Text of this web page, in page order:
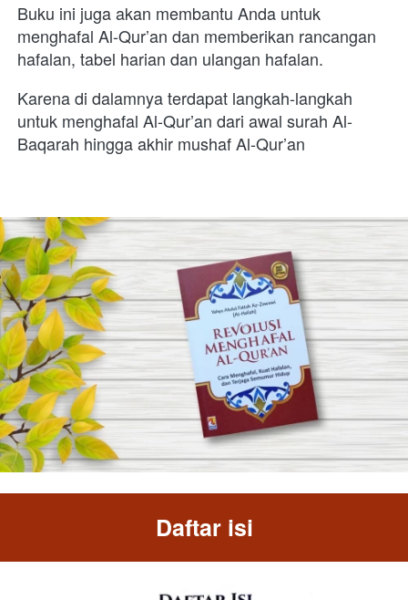
Buku ini juga akan membantu Anda untuk
menghafal Al-Qur’an dan memberikan rancangan
hafalan, tabel harian dan ulangan hafalan.
Karena di dalamnya terdapat langkah-langkah
untuk menghafal Al-Qur’an dari awal surah Al-
Baqarah hingga akhir mushaf Al-Qur’an
Daftar isi